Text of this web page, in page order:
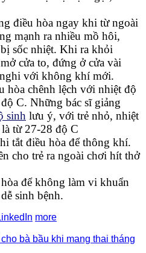
điều hòa ngay khi từ ngoài
mạnh ra nhiều mồ hôi,
sốc nhiệt. Khi ra khỏi
cửa to, đứng ở cửa vài
với không khí mới.
hòa chênh lệch với nhiệt độ
C. Những bác sĩ giảng
sinh lưu ý, với trẻ nhỏ, nhiệt
từ 27-28 độ C
tắt điều hòa để thông khí.
cho trẻ ra ngoài chơi hít thở
để không làm vi khuẩn
sinh bệnh.
more
bà bầu khi mang thai tháng